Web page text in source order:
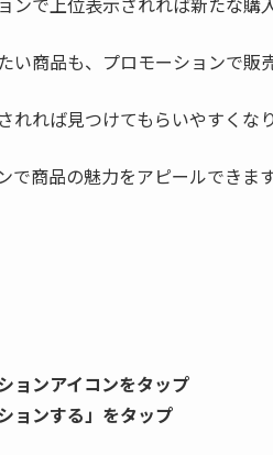
商品も、プロモーションで販
れば見つけてもらいやすくな
で商品の魅力をアピールできま
ョンアイコンをタップ
ョンする」をタップ